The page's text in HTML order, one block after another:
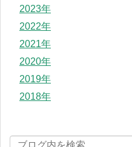
2023年
2022年
2021年
2020年
2019年
2018年